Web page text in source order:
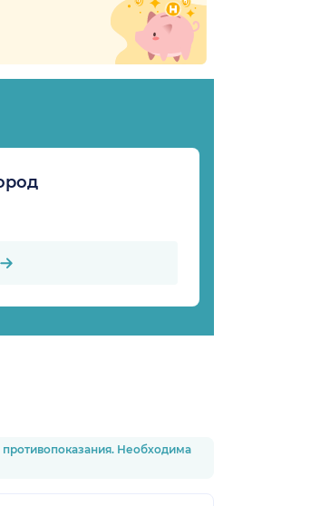
Необходима